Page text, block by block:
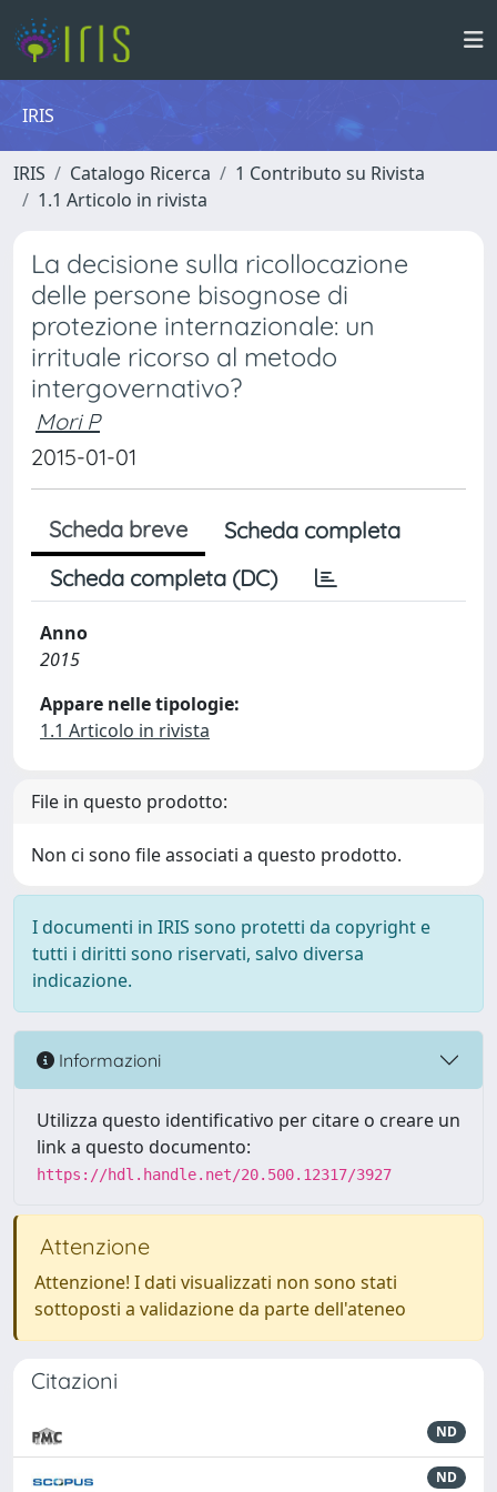
IRIS
IRIS Catalogo Ricerca
1 Contributo su Rivista
1.1 Articolo in rivista
La decisione sulla ricollocazione
delle persone bisognose di
protezione internazionale: un
irrituale ricorso al metodo
intergovernativo?
Mori P
2015-01-01
Scheda breve
Scheda completa
Scheda completa (DC)
Anno
2015
Appare nelle tipologie:
1.1 Articolo in rivista
File in questo prodotto:
Non ci sono file associati a questo prodotto.
I documenti in IRIS sono protetti da copyright e
tutti i diritti sono riservati, salvo diversa
indicazione.
Informazioni
Utilizza questo identificativo per citare o creare un
link a questo documento:
https://hdl.handle.net/20.500.12317/3927
Attenzione
Attenzione! I dati visualizzati non sono stati
sottoposti a validazione da parte dell'ateneo
Citazioni
ND
ND